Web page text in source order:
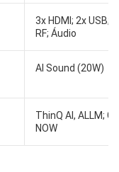
3x HDMI; 2x USB;
RF; Áudio
AI Sound (20W)
ThinQ AI, ALLM;
NOW